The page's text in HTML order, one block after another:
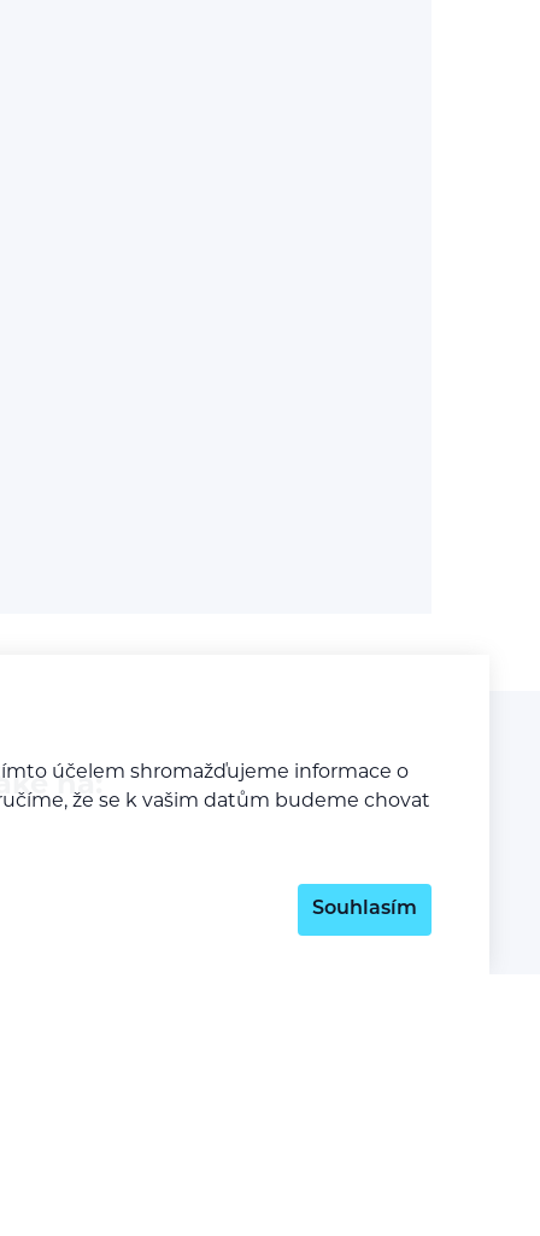
na:
účelem shromažďujeme informace o
že se k vašim datům budeme chovat
Souhlasím